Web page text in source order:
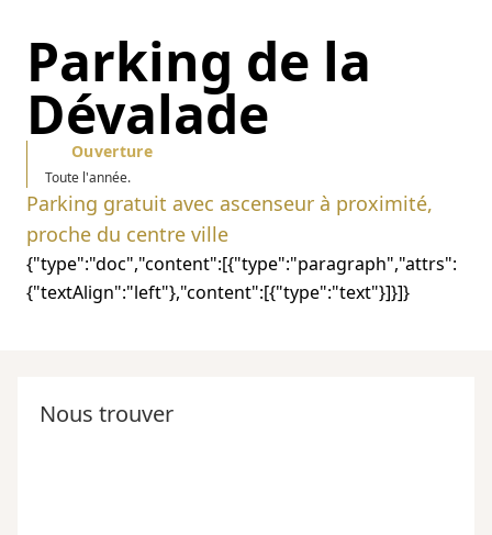
Parking de la
Dévalade
Ouverture
Toute l'année.
Parking gratuit avec ascenseur à proximité,
proche du centre ville
{"type":"doc","content":[{"type":"paragraph","attrs":
Nous trouver